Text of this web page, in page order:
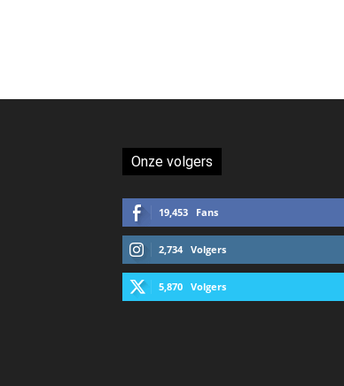
Onze volgers
19,453 Fans
2,734 Volgers
5,870 Volgers